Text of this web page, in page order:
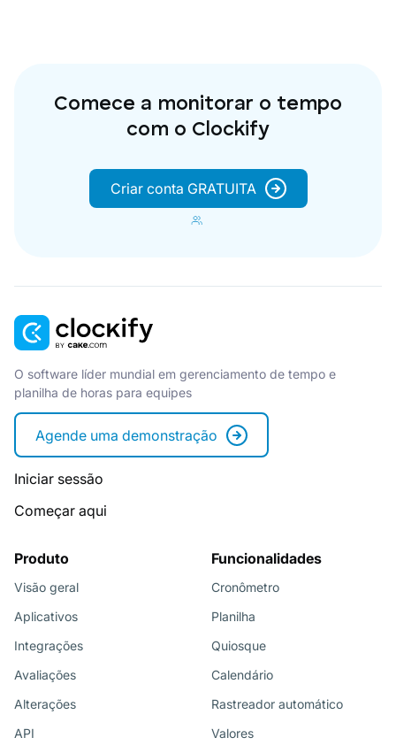
Comece a monitorar o tempo
com o Clockify
Criar conta GRATUITA
O software líder mundial em gerenciamento de tempo e
planilha de horas para equipes
Agende uma demonstração
Iniciar sessão
Começar aqui
Produto
Visão geral
Aplicativos
Integrações
Avaliações
Alterações
API
Funcionalidades
Cronômetro
Planilha
Quiosque
Calendário
Rastreador automático
Valores